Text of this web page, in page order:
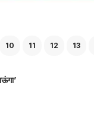
10 11 12 13